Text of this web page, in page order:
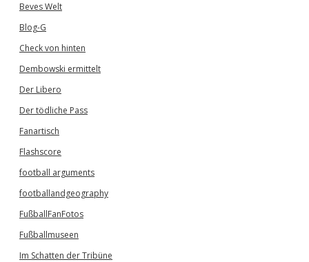
Beves Welt
Blog-G
Check von hinten
Dembowski ermittelt
Der Libero
Der tödliche Pass
Fanartisch
Flashscore
football arguments
footballandgeography
FußballFanFotos
Fußballmuseen
Im Schatten der Tribüne